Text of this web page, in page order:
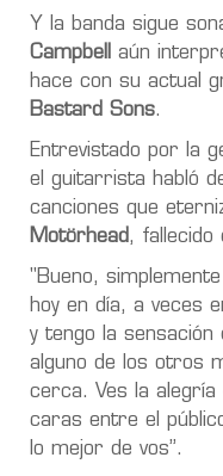
Y la banda sigue
Campbell
aún
hace con su actual
Bastard Sons.
Entrevistado por la
el guitarrista habló
canciones que
Motörhead, fallecido
"Bueno,
hoy en día, a veces
y tengo la
alguno de los otros
cerca. Ves la
caras entre el
lo mejor de vos”.